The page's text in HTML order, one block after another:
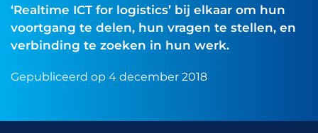
‘Realtime ICT for logistics’ bij elkaar om hun
voortgang te delen, hun vragen te stellen, en
verbinding te zoeken in hun werk.
Gepubliceerd op 4 december 2018